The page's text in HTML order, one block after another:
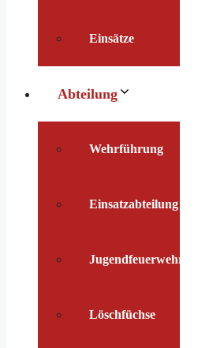
Einsätze
Abteilung
Wehrführung
Einsatzabteilung
Jugendfeuerwehr
Löschfüchse